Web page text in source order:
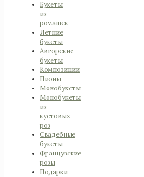
Букеты
из
ромашек
Летние
букеты
Авторские
букеты
Композиции
Пионы
Монобукеты
Монобукеты
из
кустовых
роз
Свадебные
букеты
Французские
розы
Подарки